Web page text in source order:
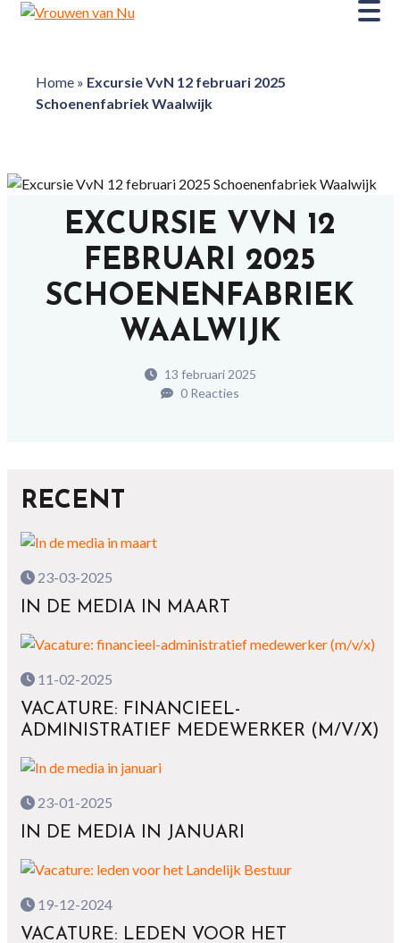
Home» Excursie VvN 12 februari 2025
Schoenenfabriek Waalwijk
EXCURSIE VVN 12
FEBRUARI 2025
SCHOENENFABRIEK
WAALWIJK
13 februari 2025
0 Reacties
RECENT
23-03-2025
IN DE MEDIA IN MAART
11-02-2025
VACATURE: FINANCIEEL-
ADMINISTRATIEF MEDEWERKER (M/V/X)
23-01-2025
IN DE MEDIA IN JANUARI
19-12-2024
VACATURE: LEDEN VOOR HET